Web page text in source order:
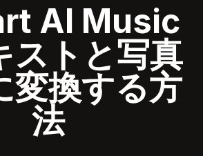
AI Music
ストと写真
変換する方
法